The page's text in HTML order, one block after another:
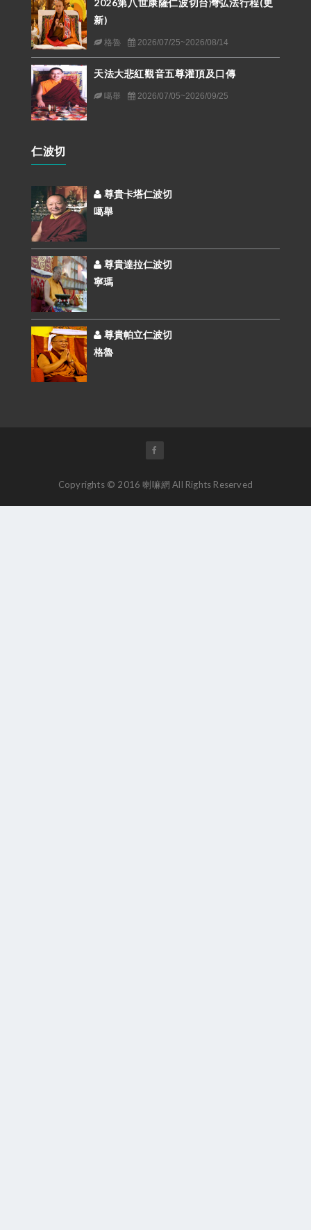
2026第八世康薩仁波切台灣弘法行程(更
新)
格魯 2026/07/25~2026/08/14
天法大悲紅觀音五尊灌頂及口傳
噶舉 2026/07/05~2026/09/25
仁波切
尊貴卡塔仁波切
噶舉
尊貴達拉仁波切
寧瑪
尊貴帕立仁波切
格魯
Copyrights © 2016 喇嘛網 All Rights Reserved